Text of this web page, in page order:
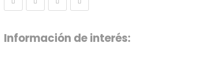
Información de interés: